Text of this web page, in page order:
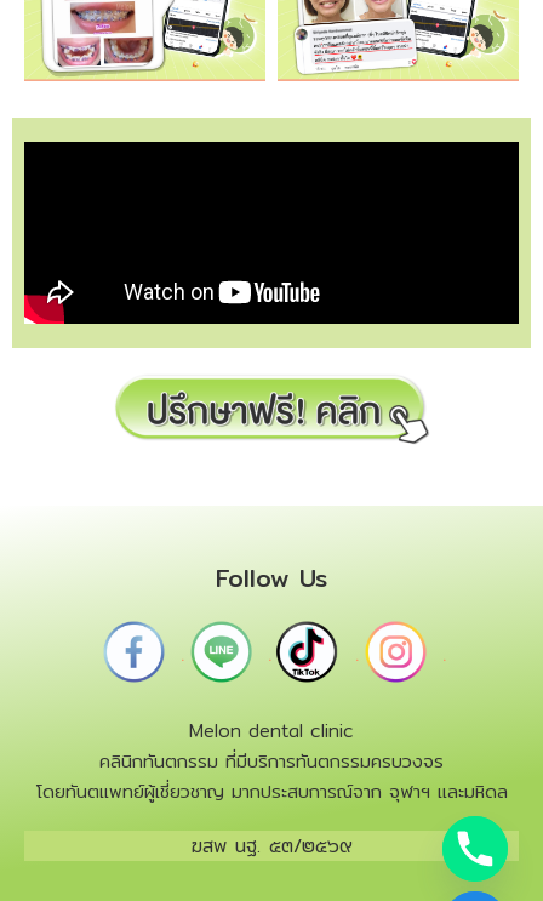
Follow Us
. . . .
Melon dental clinic
คลินิกทันตกรรม ที่มีบริการทันตกรรมครบวงจร
โดยทันตแพทย์ผู้เชี่ยวชาญ มากประสบการณ์จาก จุฬาฯ และมหิดล
ฆสพ นฐ. ๕๓/๒๕๖๙